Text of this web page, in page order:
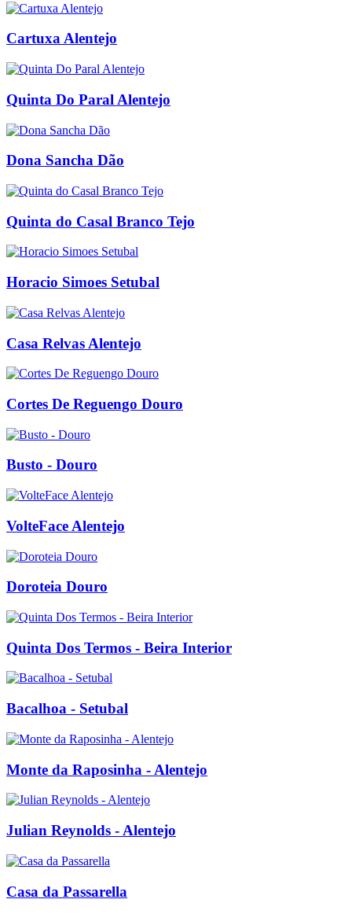
Cartuxa Alentejo
Quinta Do Paral Alentejo
Dona Sancha Dão
Quinta do Casal Branco Tejo
Horacio Simoes Setubal
Casa Relvas Alentejo
Cortes De Reguengo Douro
Busto - Douro
VolteFace Alentejo
Doroteia Douro
Quinta Dos Termos - Beira Interior
Bacalhoa - Setubal
Monte da Raposinha - Alentejo
Julian Reynolds - Alentejo
Casa da Passarella